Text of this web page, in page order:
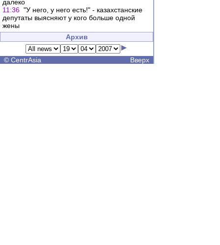
далеко
11:36 "У него, у него есть!" - казахстанские
депутаты выясняют у кого больше одной
жены
Архив
© CentrAsia Вверх